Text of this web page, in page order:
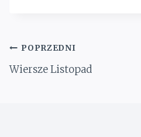
Nawigacja
wpisu
POPRZEDNI
Wiersze Listopad